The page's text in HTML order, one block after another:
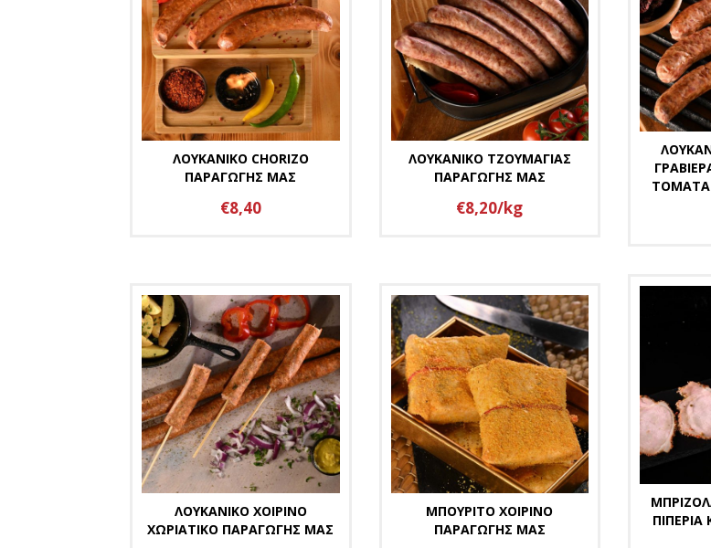
ΛΟΥΚΑΝΙΚΟ CHORIZO
ΠΑΡΑΓΩΓΗΣ ΜΑΣ
€8,40
ΛΟΥΚΑΝΙΚΟ ΤΖΟΥΜΑΓΙΑΣ
ΠΑΡΑΓΩΓΗΣ ΜΑΣ
€8,20/kg
ΤΟΜΑΤΑ
ΛΟΥΚΑΝΙΚΟ ΧΟΙΡΙΝΟ
ΧΩΡΙΑΤΙΚΟ ΠΑΡΑΓΩΓΗΣ ΜΑΣ
ΜΠΟΥΡΙΤΟ ΧΟΙΡΙΝΟ
ΠΑΡΑΓΩΓΗΣ ΜΑΣ